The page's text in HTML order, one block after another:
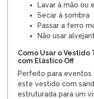
Lavar à mão ou
Secar à sombra
Passar a ferro
Não usar
Como Usar o
com Elástico Off
Perfeito para eventos
este vestido com
estruturada para um